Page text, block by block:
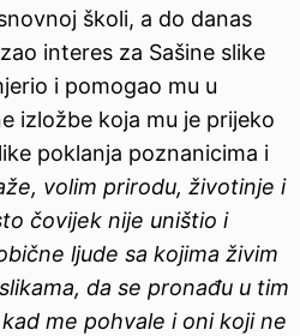
školi, a do danas
interes za Sašine slike
i pomogao mu u
izložbe koja mu je prijeko
poklanja poznanicima i
volim prirodu, životinje i
čovijek nije uništio i
ljude sa kojima živim
da se pronađu u tim
me pohvale i oni koji ne